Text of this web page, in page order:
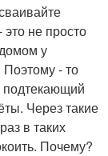
не просто
у
- то
подтекающий
Через такие
в таких
Почему?